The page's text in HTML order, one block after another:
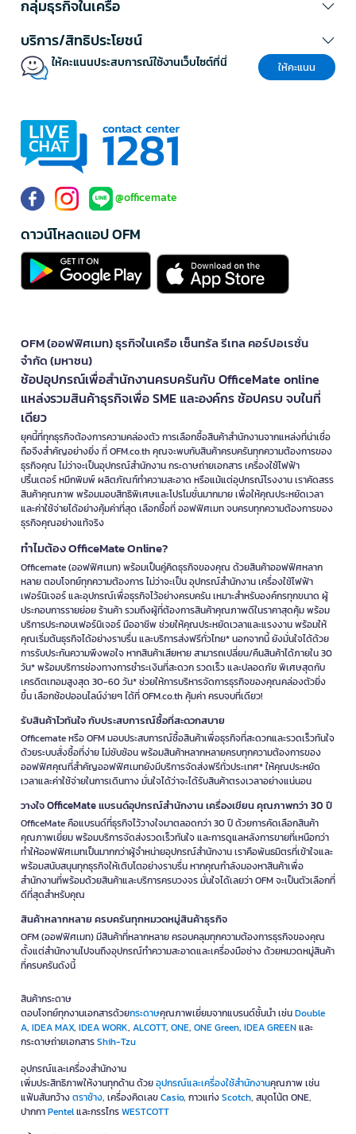
กลุ่มธุรกิจในเครือ
บริการ/สิทธิประโยชน์
ให้คะแนนประสบการณ์ใช้งานเว็บไซต์ที่นี่ ให้คะแนน
@officemate
ดาวน์โหลดแอป OFM
OFM (ออฟฟิศเมท) ธุรกิจในเครือ เซ็นทรัล รีเทล คอร์ปอเรชั่น
จำกัด (มหาชน)
ช้อปอุปกรณ์เพื่อสำนักงานครบครันกับ OfficeMate online
แหล่งรวมสินค้าธุรกิจเพื่อ SME และองค์กร ช้อปครบ จบในที่
เดียว
ยุคนี้ที่ทุกธุรกิจต้องการความคล่องตัว การเลือกซื้อสินค้าสำนักงานจากแหล่งที่น่าเชื่อ
ถือจึงสำคัญอย่างยิ่ง ที่ OFM.co.th คุณจะพบกับสินค้าครบครันทุกความต้องการของ
ธุรกิจคุณ ไม่ว่าจะเป็นอุปกรณ์สำนักงาน กระดาษถ่ายเอกสาร เครื่องใช้ไฟฟ้า
ปริ้นเตอร์ หมึกพิมพ์ ผลิตภัณฑ์ทำความสะอาด หรือแม้แต่อุปกรณ์โรงงาน เราคัดสรร
สินค้าคุณภาพ พร้อมมอบสิทธิพิเศษและโปรโมชั่นมากมาย เพื่อให้คุณประหยัดเวลา
และค่าใช้จ่ายได้อย่างคุ้มค่าที่สุด เลือกซื้อที่ ออฟฟิศเมท จบครบทุกความต้องการของ
ธุรกิจคุณอย่างแท้จริง
ทำไมต้อง OfficeMate Online?
Officemate (ออฟฟิศเมท) พร้อมเป็นคู่คิดธุรกิจของคุณ ด้วยสินค้าออฟฟิศหลาก
หลาย ตอบโจทย์ทุกความต้องการ ไม่ว่าจะเป็น อุปกรณ์สำนักงาน เครื่องใช้ไฟฟ้า
เฟอร์นิเจอร์ และอุปกรณ์เพื่อธุรกิจไว้อย่างครบครัน เหมาะสำหรับองค์กรทุกขนาด ผู้
ประกอบการรายย่อย ร้านค้า รวมถึงผู้ที่ต้องการสินค้าคุณภาพดีในราคาสุดคุ้ม พร้อม
บริการประกอบเฟอร์นิเจอร์ มืออาชีพ ช่วยให้คุณประหยัดเวลาและแรงงาน พร้อมให้
คุณเริ่มต้นธุรกิจได้อย่างราบรื่น และบริการส่งฟรีทั่วไทย* นอกจากนี้ ยังมั่นใจได้ด้วย
การรับประกันความพึงพอใจ หากสินค้าเสียหาย สามารถเปลี่ยน/คืนสินค้าได้ภายใน 30
วัน* พร้อมบริการช่องทางการชำระเงินที่สะดวก รวดเร็ว และปลอดภัย พิเศษสุดกับ
เครดิตเทอมสูงสุด 30-60 วัน* ช่วยให้การบริหารจัดการธุรกิจของคุณคล่องตัวยิ่ง
ขึ้น เลือกช้อปออนไลน์ง่ายๆ ได้ที่ OFM.co.th คุ้มค่า ครบจบที่เดียว!
รับสินค้าไวทันใจ กับประสบการณ์ซื้อที่สะดวกสบาย
Officemate หรือ OFM มอบประสบการณ์ซื้อสินค้าเพื่อธุรกิจที่สะดวกและรวดเร็วทันใจ
ด้วยระบบสั่งซื้อที่ง่าย ไม่ซับซ้อน พร้อมสินค้าหลากหลายครบทุกความต้องการของ
ออฟฟิศคุณที่สำคัญออฟฟิศเมทยังมีบริการจัดส่งฟรีทั่วประเทศ* ให้คุณประหยัด
เวลาและค่าใช้จ่ายในการเดินทาง มั่นใจได้ว่าจะได้รับสินค้าตรงเวลาอย่างแน่นอน
วางใจ OfficeMate แบรนด์อุปกรณ์สำนักงาน เครื่องเขียน คุณภาพกว่า 30 ปี
OfficeMate คือแบรนด์ที่ธุรกิจไว้วางใจมาตลอดกว่า 30 ปี ด้วยการคัดเลือกสินค้า
คุณภาพเยี่ยม พร้อมบริการจัดส่งรวดเร็วทันใจ และการดูแลหลังการขายที่เหนือกว่า
ทำให้ออฟฟิศเมทเป็นมากกว่าผู้จำหน่ายอุปกรณ์สำนักงาน เราคือพันธมิตรที่เข้าใจและ
พร้อมสนับสนุนทุกธุรกิจให้เติบโตอย่างราบรื่น หากคุณกำลังมองหาสินค้าเพื่อ
สำนักงานที่พร้อมด้วยสินค้าและบริการครบวงจร มั่นใจได้เลยว่า OFM จะเป็นตัวเลือกที่
ดีที่สุดสำหรับคุณ
สินค้าหลากหลาย ครบครันทุกหมวดหมู่สินค้าธุรกิจ
OFM (ออฟฟิศเมท) มีสินค้าที่หลากหลาย ครอบคลุมทุกความต้องการธุรกิจของคุณ
ตั้งแต่สำนักงานไปจนถึงอุปกรณ์ทำความสะอาดและเครื่องมือช่าง ด้วยหมวดหมู่สินค้า
ที่ครบครันดังนี้
สินค้ากระดาษ
ตอบโจทย์ทุกงานเอกสารด้วยกระดาษคุณภาพเยี่ยมจากแบรนด์ชั้นนำ เช่นDouble
A, IDEA MAX, IDEA WORK, ALCOTT, ONE, ONE Green, IDEA GREENและ
กระดาษถ่ายเอกสารShih-Tzu
อุปกรณ์และเครื่องสำนักงาน
เพิ่มประสิทธิภาพให้งานทุกด้าน ด้วยอุปกรณ์และเครื่องใช้สำนักงานคุณภาพ เช่น
แฟ้มสันกว้างตราช้าง, เครื่องคิดเลขCasio, กาวแท่งScotch, สมุดโน้ต ONE,
ปากกาPentelและกรรไกรWESTCOTT